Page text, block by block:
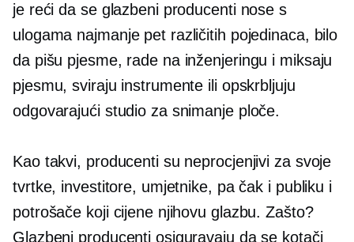
je reći da se glazbeni producenti nose s
ulogama najmanje pet različitih pojedinaca, bilo
da pišu pjesme, rade na inženjeringu i miksaju
pjesmu, sviraju instrumente ili opskrbljuju
odgovarajući studio za snimanje ploče.
Kao takvi, producenti su neprocjenjivi za svoje
tvrtke, investitore, umjetnike, pa čak i publiku i
potrošače koji cijene njihovu glazbu. Zašto?
Glazbeni producenti osiguravaju da se kotači